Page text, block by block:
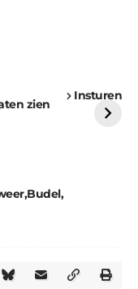
Insturen
zien
Budel